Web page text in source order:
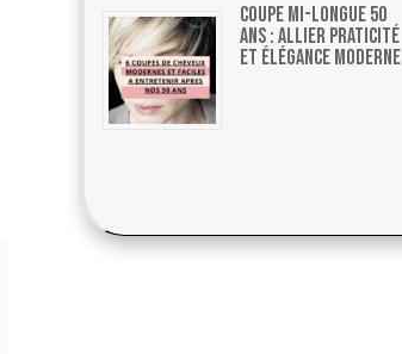
Coupe mi-longue 50
ans : allier praticité
et élégance moderne